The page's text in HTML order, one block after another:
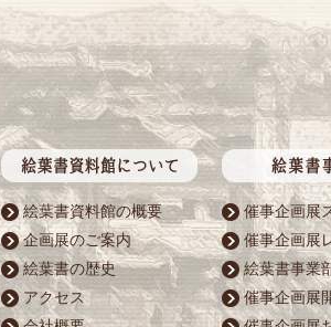
絵葉書資料館の概要
企画展のご案内
絵葉書の歴史
アクセス
催事企画展
催事企画展
絵葉書事業
催事企画展